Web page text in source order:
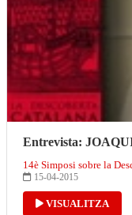
Entrevista:
14è Simposi sobre la
15-04-2015
VISUALITZA